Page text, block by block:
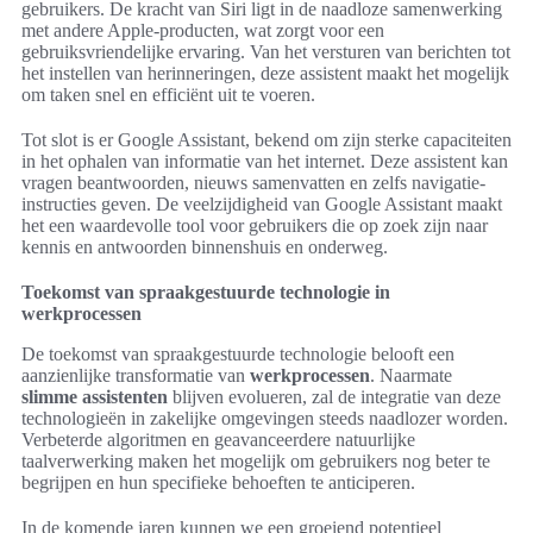
gebruikers. De kracht van Siri ligt in de naadloze samenwerking
met andere Apple-producten, wat zorgt voor een
gebruiksvriendelijke ervaring. Van het versturen van berichten tot
het instellen van herinneringen, deze assistent maakt het mogelijk
om taken snel en efficiënt uit te voeren.
Tot slot is er Google Assistant, bekend om zijn sterke capaciteiten
in het ophalen van informatie van het internet. Deze assistent kan
vragen beantwoorden, nieuws samenvatten en zelfs navigatie-
instructies geven. De veelzijdigheid van Google Assistant maakt
het een waardevolle tool voor gebruikers die op zoek zijn naar
kennis en antwoorden binnenshuis en onderweg.
Toekomst van spraakgestuurde technologie in
werkprocessen
De toekomst van spraakgestuurde technologie belooft een
aanzienlijke transformatie van werkprocessen. Naarmate
slimme assistenten blijven evolueren, zal de integratie van deze
technologieën in zakelijke omgevingen steeds naadlozer worden.
Verbeterde algoritmen en geavanceerdere natuurlijke
taalverwerking maken het mogelijk om gebruikers nog beter te
begrijpen en hun specifieke behoeften te anticiperen.
In de komende jaren kunnen we een groeiend potentieel